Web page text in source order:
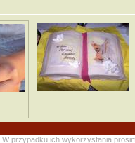
przypadku ich wykorzystania